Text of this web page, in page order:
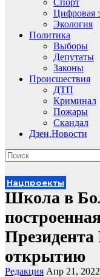
Спорт
Цифровая
Экология
Политика
Выборы
Депутаты
Законы
Происшествия
ДТП
Криминал
Пожары
Скандал
Дзен.Новости
Нацпроекты
Школа в
Президента
открытию
Редакция Апр 21, 2022